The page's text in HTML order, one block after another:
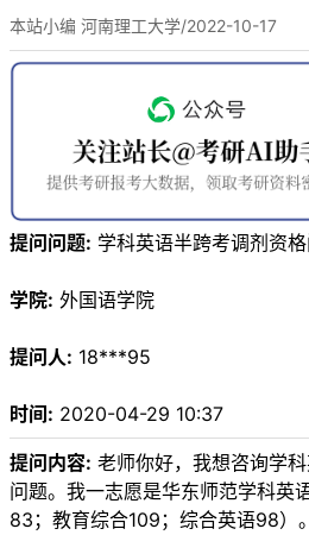
本站小编 河南理工大学/2022-10-17
提问问题: 学科英语半跨考调剂资
学院: 外国语学院
提问人: 18***95
时间: 2020-04-29 10:37
提问内容: 老师你好，我想咨询学
问题。我一志愿是华东师范学科英
83；教育综合109；综合英语98）